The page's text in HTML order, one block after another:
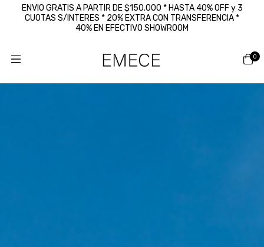
ENVIO GRATIS A PARTIR DE $150.000 * HASTA 40% OFF y 3
CUOTAS S/INTERES * 20% EXTRA CON TRANSFERENCIA *
40% EN EFECTIVO SHOWROOM
0